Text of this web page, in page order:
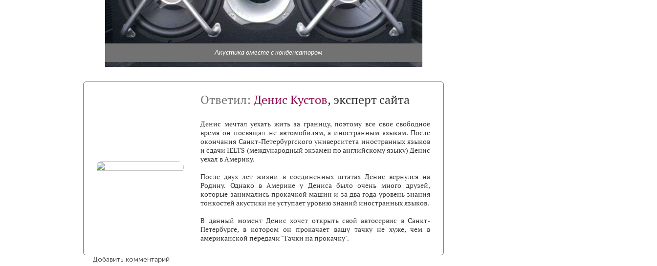
Акустика вместе с конденсатором
Ответил: Денис Кустов, эксперт сайта
Денис мечтал уехать жить за границу, поэтому все свое свободное
время он посвящал не автомобилям, а иностранным языкам. После
окончания Санкт-Петербургского университета иностранных языков
и сдачи IELTS (международный экзамен по английскому языку) Денис
уехал в Америку.
После двух лет жизни в соединенных штатах Денис вернулся на
Родину. Однако в Америке у Дениса было очень много друзей,
которые занимались прокачкой машин и за два года уровень знания
тонкостей акустики не уступает уровню знаний иностранных языков.
В данный момент Денис хочет открыть свой автосервис в Санкт-
Петербурге, в котором он прокачает вашу тачку не хуже, чем в
американской передачи "Тачки на прокачку".
Добавить комментарий